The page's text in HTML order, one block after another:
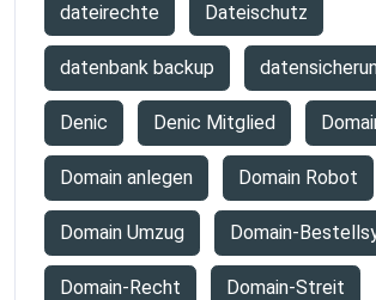
dateirechte Dateischutz
datenbank backup
Denic Denic Mitglied
Domain anlegen Domain Robot
Domain Umzug Domain-
Domain-Recht Domain-Streit